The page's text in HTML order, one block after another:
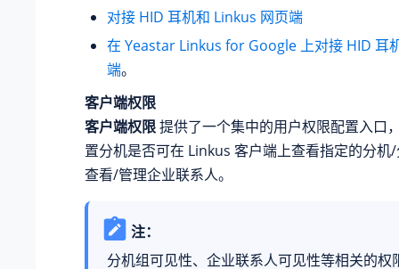
对接 HID 耳机和 Linkus 网页端
在 Yeastar Linkus for Google 上对接 HID 耳
端。
客户端权限
客户端权限提供了一个集中的用户权限配置入口
置分机是否可在 Linkus 客户端上查看指定的分机
查看/管理企业联系人。
注：
分机组可见性、企业联系人可见性等相关的权